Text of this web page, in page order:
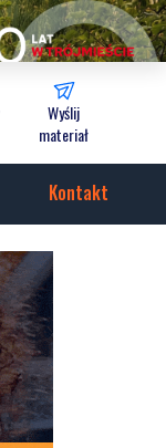
Wyślij
materiał
Kontakt